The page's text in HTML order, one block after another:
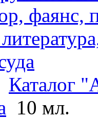
фаянс,
Каталог
10 мл.